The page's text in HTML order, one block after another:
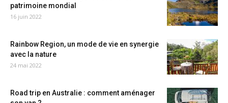
patrimoine mondial
16 juin 2022
Rainbow Region, un mode de vie en synergie
avec la nature
24 mai 2022
Road trip en Australie : comment aménager